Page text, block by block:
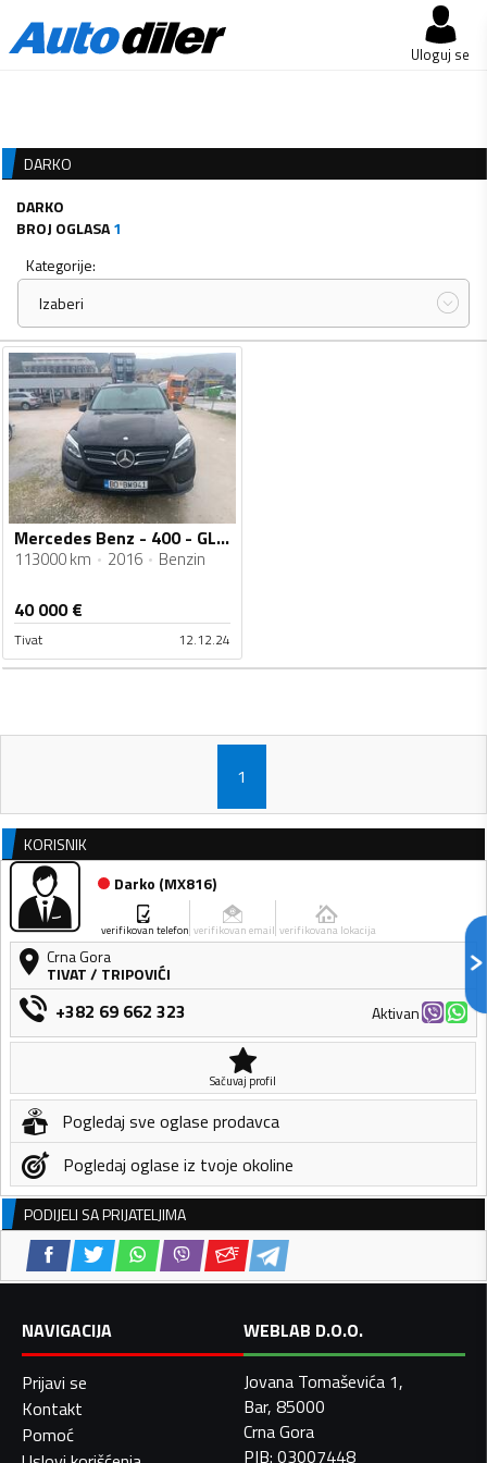
Uloguj se
DARKO
DARKO
BROJ OGLASA1
Kategorije:
Izaberi
Mercedes Benz - 400 - GLE AMG
113000 km 2016 Benzin
40 000€
Tivat 12.12.24
1
KORISNIK
Darko (MX816)
verifikovan telefon verifikovan email verifikovana lokacija
Crna Gora
TIVAT/ TRIPOVIĆI
+382 69 662 323 Aktivan
Sačuvaj profil
Pogledaj sve oglase prodavca
Pogledaj oglase iz tvoje okoline
PODIJELI SA PRIJATELJIMA
NAVIGACIJA
Prijavi se
Kontakt
Pomoć
WEBLAB D.O.O.
Jovana Tomaševića 1,
Bar, 85000
Crna Gora
PIB: 03007448